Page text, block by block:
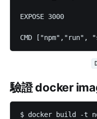
EXPOSE 3000
CMD ["npm","run",
驗證 docker
$ docker build -t